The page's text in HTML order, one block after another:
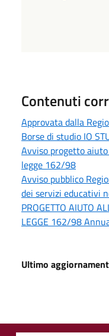
Contenuti
Approvata dalla
Borse di studio IO
Avviso progetto
legge 162/98
Avviso pubblico
dei servizi educativi
PROGETTO AIUTO
LEGGE 162/98
Ultimo